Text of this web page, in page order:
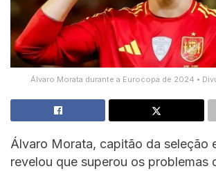
Álvaro Morata durante a Eurocopa de 2024 •
Álvaro Morata, capitão da seleção
revelou que superou os problemas